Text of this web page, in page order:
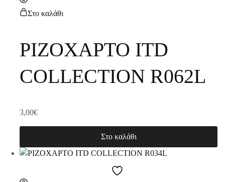
Στο καλάθι
ΡΙΖΟΧΑΡΤΟ ITD
COLLECTION R062L
3,00€
Στο καλάθι